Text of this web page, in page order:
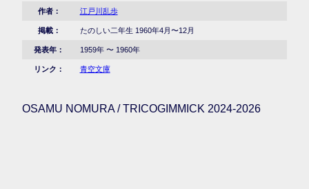
作者： 江戸川乱歩
掲載： たのしい二年生 1960年4月〜12月
発表年： 1959年 〜 1960年
リンク： 青空文庫
OSAMU NOMURA / TRICOGIMMICK 2024-2026